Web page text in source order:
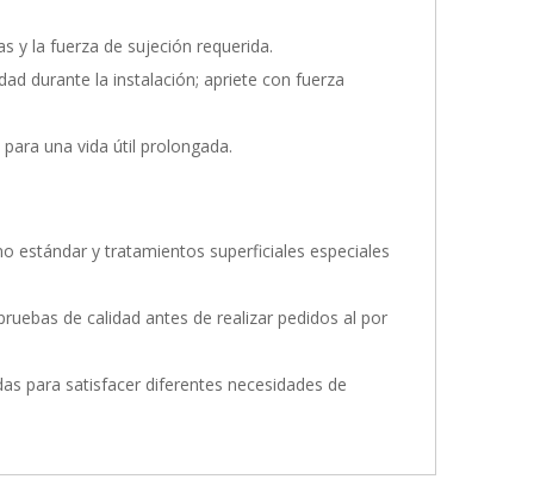
y la fuerza de sujeción requerida.
durante la instalación; apriete con fuerza
una vida útil prolongada.
estándar y tratamientos superficiales especiales
de calidad antes de realizar pedidos al por
para satisfacer diferentes necesidades de